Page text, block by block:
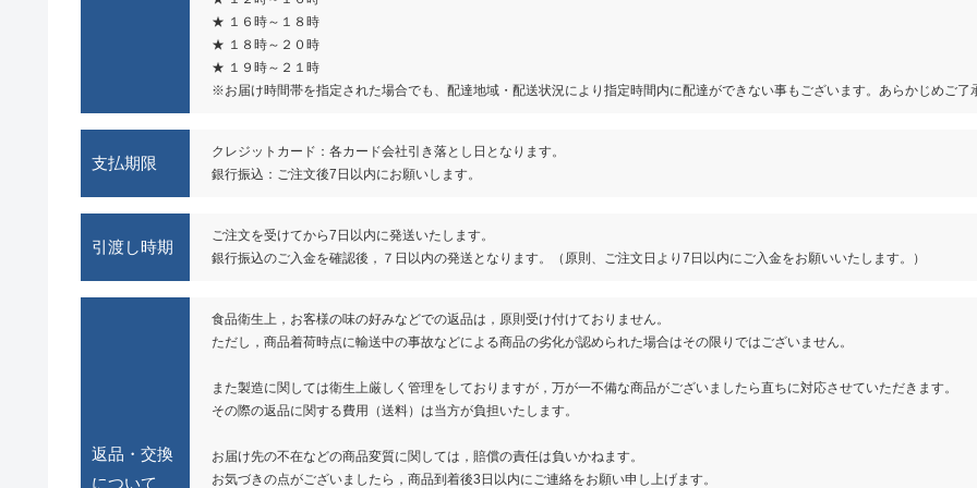
★ １６時～１８時
★ １８時～２０時
★ １９時～２１時
※お届け時間帯を指定された場合でも、配達地域・配送状況により指定時間内に配達ができない事もございます。あらかじめご了
支払期限
クレジットカード：各カード会社引き落とし日となります。
銀行振込：ご注文後7日以内にお願いします。
引渡し時期
ご注文を受けてから7日以内に発送いたします。
銀行振込のご入金を確認後，７日以内の発送となります。（原則、ご注文日より7日以内にご入金をお願いいたします。）
返品・交換
について
食品衛生上，お客様の味の好みなどでの返品は，原則受け付けておりません。
ただし，商品着荷時点に輸送中の事故などによる商品の劣化が認められた場合はその限りではございません。
また製造に関しては衛生上厳しく管理をしておりますが，万が一不備な商品がございましたら直ちに対応させていただきます。
その際の返品に関する費用（送料）は当方が負担いたします。
お届け先の不在などの商品変質に関しては，賠償の責任は負いかねます。
お気づきの点がございましたら，商品到着後3日以内にご連絡をお願い申し上げます。